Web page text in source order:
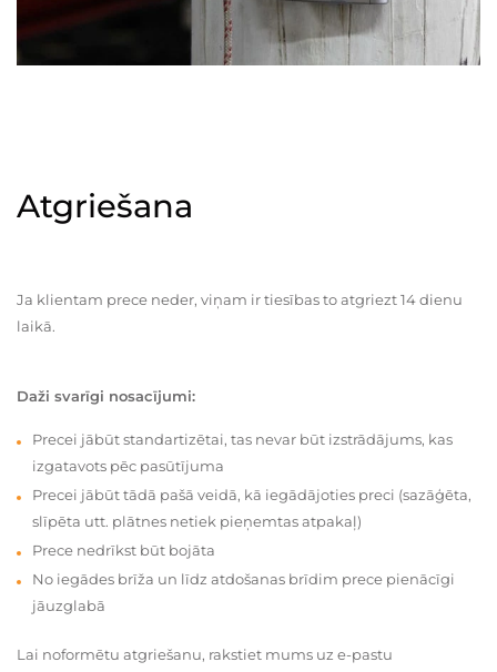
Atgriešana
Ja klientam prece neder, viņam ir tiesības to atgriezt 14 dienu
laikā.
Daži svarīgi nosacījumi:
Precei jābūt standartizētai, tas nevar būt izstrādājums, kas
izgatavots pēc pasūtījuma
Precei jābūt tādā pašā veidā, kā iegādājoties preci (sazāģēta,
slīpēta utt. plātnes netiek pieņemtas atpakaļ)
Prece nedrīkst būt bojāta
No iegādes brīža un līdz atdošanas brīdim prece pienācīgi
jāuzglabā
Lai noformētu atgriešanu, rakstiet mums uz e-pastu